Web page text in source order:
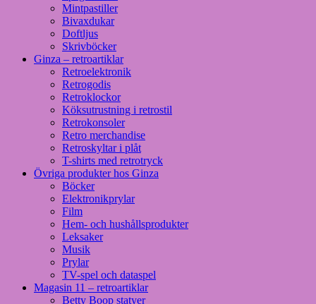
Mintpastiller
Bivaxdukar
Doftljus
Skrivböcker
Ginza – retroartiklar
Retroelektronik
Retrogodis
Retroklockor
Köksutrustning i retrostil
Retrokonsoler
Retro merchandise
Retroskyltar i plåt
T-shirts med retrotryck
Övriga produkter hos Ginza
Böcker
Elektronikprylar
Film
Hem- och hushållsprodukter
Leksaker
Musik
Prylar
TV-spel och dataspel
Magasin 11 – retroartiklar
Betty Boop statyer